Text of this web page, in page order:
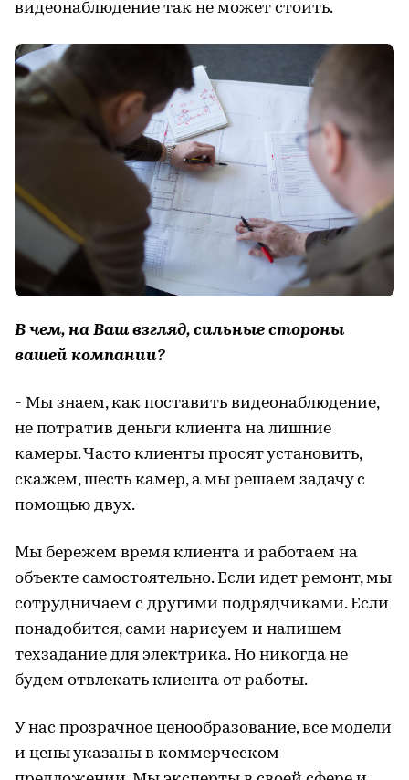
видеонаблюдение так не может стоить.
В чем, на Ваш взгляд, сильные стороны
вашей компании?
- Мы знаем, как поставить видеонаблюдение,
не потратив деньги клиента на лишние
камеры. Часто клиенты просят установить,
скажем, шесть камер, а мы решаем задачу с
помощью двух.
Мы бережем время клиента и работаем на
объекте самостоятельно. Если идет ремонт, мы
сотрудничаем с другими подрядчиками. Если
понадобится, сами нарисуем и напишем
техзадание для электрика. Но никогда не
будем отвлекать клиента от работы.
У нас прозрачное ценообразование, все модели
и цены указаны в коммерческом